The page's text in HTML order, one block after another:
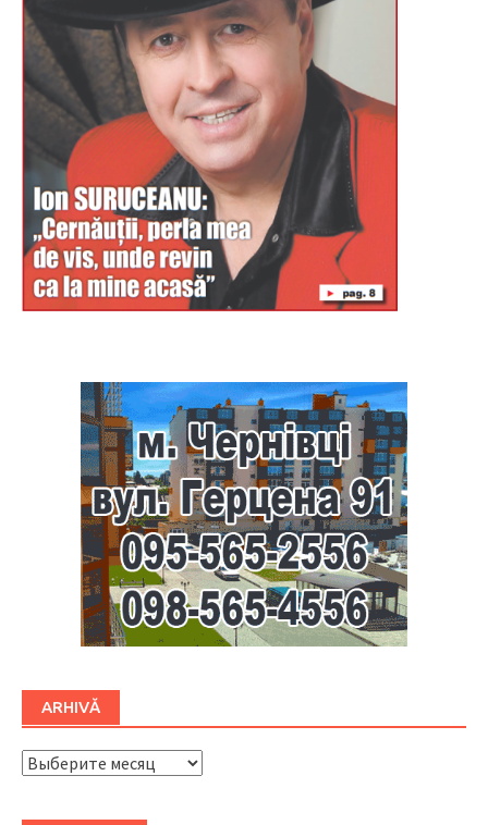
ARHIVĂ
ARHIVĂ